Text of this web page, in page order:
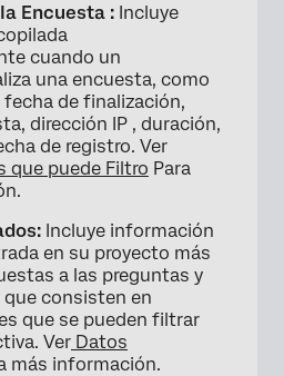
×
Encuesta : Incluye
cuando un
una encuesta, como
de finalización,
dirección IP , duración,
de registro. Ver
que puede Filtro Para
Incluye información
en su proyecto más
a las preguntas y
consisten en
que se pueden filtrar
Ver Datos
más información.